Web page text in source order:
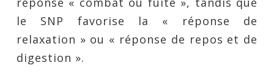
le SNP favorise la « réponse de
relaxation » ou « réponse de repos et de
digestion ».